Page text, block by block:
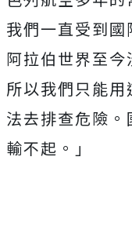
我們一直受到國
阿拉伯世界至今
所以我們只能
法去排查危險
輸不起。」